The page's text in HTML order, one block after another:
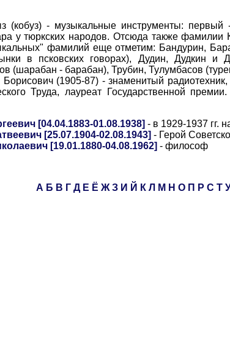
- музыкальные инструменты: первый -
у тюркских народов. Отсюда также
фамилий еще отметим: Бандурин,
в псковских говорах), Дудин, Дудкин и
(шарабан - барабан), Трубин, Тулумбасов
(1905-87) - знаменитый радиотехник,
Труда, лауреат Государственной
[04.04.1883-01.08.1938] - в 1929-1937 гг.
[25.07.1904-02.08.1943] - Герой
[19.01.1880-04.08.1962] - философ
А Б В Г Д Е Ё Ж З И Й К Л М Н О П Р С Т